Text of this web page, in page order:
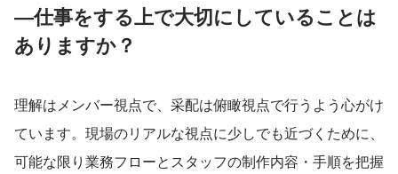
―仕事をする上で大切にしていることは
ありますか？
理解はメンバー視点で、采配は俯瞰視点で行うよう心がけ
ています。現場のリアルな視点に少しでも近づくために、
可能な限り業務フローとスタッフの制作内容・手順を把握